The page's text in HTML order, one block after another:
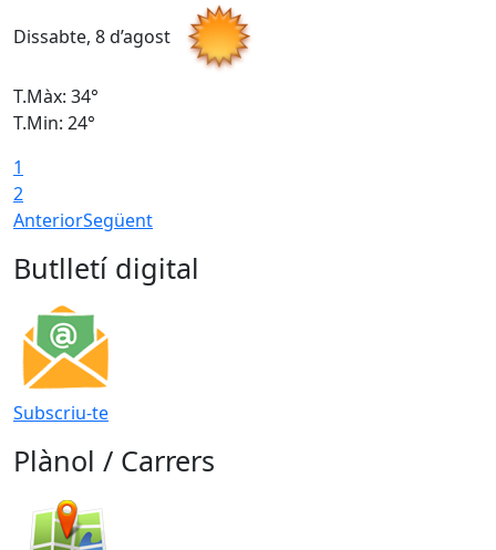
Dissabte, 8 d’agost
T.Màx: 34°
T.Min: 24°
1
2
AnteriorSegüent
Butlletí digital
Subscriu-te
Plànol / Carrers